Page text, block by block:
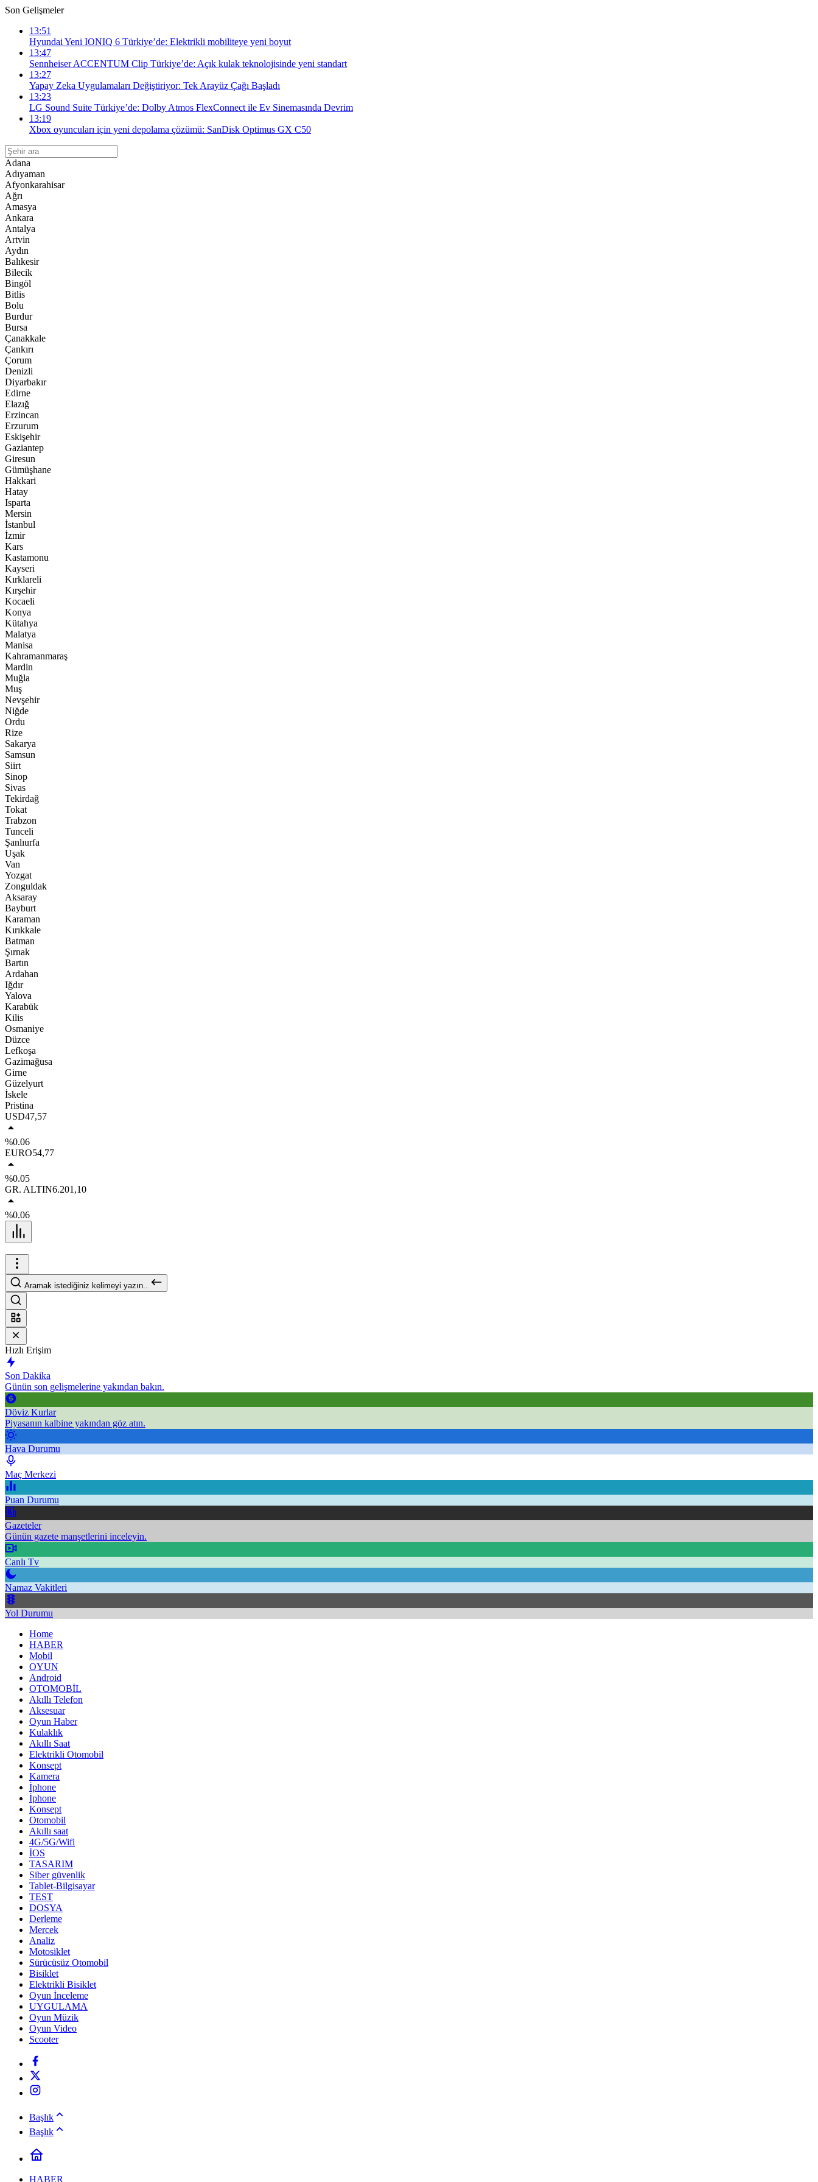
Son Gelişmeler
13:51
Hyundai Yeni IONIQ 6 Türkiye’de: Elektrikli mobiliteye yeni boyut
13:47
Sennheiser ACCENTUM Clip Türkiye’de: Açık kulak teknolojisinde yeni standart
13:27
Yapay Zeka Uygulamaları Değiştiriyor: Tek Arayüz Çağı Başladı
13:23
LG Sound Suite Türkiye’de: Dolby Atmos FlexConnect ile Ev Sinemasında Devrim
13:19
Xbox oyuncuları için yeni depolama çözümü: SanDisk Optimus GX C50
Adana
Adıyaman
Afyonkarahisar
Ağrı
Amasya
Ankara
Antalya
Artvin
Aydın
Balıkesir
Bilecik
Bingöl
Bitlis
Bolu
Burdur
Bursa
Çanakkale
Çankırı
Çorum
Denizli
Diyarbakır
Edirne
Elazığ
Erzincan
Erzurum
Eskişehir
Gaziantep
Giresun
Gümüşhane
Hakkari
Hatay
Isparta
Mersin
İstanbul
İzmir
Kars
Kastamonu
Kayseri
Kırklareli
Kırşehir
Kocaeli
Konya
Kütahya
Malatya
Manisa
Kahramanmaraş
Mardin
Muğla
Muş
Nevşehir
Niğde
Ordu
Rize
Sakarya
Samsun
Siirt
Sinop
Sivas
Tekirdağ
Tokat
Trabzon
Tunceli
Şanlıurfa
Uşak
Van
Yozgat
Zonguldak
Aksaray
Bayburt
Karaman
Kırıkkale
Batman
Şırnak
Bartın
Ardahan
Iğdır
Yalova
Karabük
Kilis
Osmaniye
Düzce
Lefkoşa
Gazimağusa
Girne
Güzelyurt
İskele
Pristina
USD47,57
%0.06
EURO54,77
%0.05
GR. ALTIN6.201,10
%0.06
Aramak istediğiniz kelimeyi yazın..
Hızlı Erişim
Son Dakika
Günün son gelişmelerine yakından bakın.
Döviz Kurlar
Piyasanın kalbine yakından göz atın.
Hava Durumu
Maç Merkezi
Puan Durumu
Gazeteler
Günün gazete manşetlerini inceleyin.
Canlı Tv
Namaz Vakitleri
Yol Durumu
Home
HABER
Mobil
OYUN
Android
OTOMOBİL
Akıllı Telefon
Aksesuar
Oyun Haber
Kulaklık
Akıllı Saat
Elektrikli Otomobil
Konsept
Kamera
İphone
İphone
Konsept
Otomobil
Akıllı saat
4G/5G/Wifi
İOS
TASARIM
Siber güvenlik
Tablet-Bilgisayar
TEST
DOSYA
Derleme
Mercek
Analiz
Motosiklet
Sürücüsüz Otomobil
Bisiklet
Elektrikli Bisiklet
Oyun İnceleme
UYGULAMA
Oyun Müzik
Oyun Video
Scooter
Başlık
Başlık
HABER